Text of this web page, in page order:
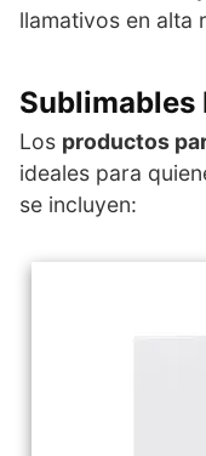
llamativos en alta
Sublimables
Los productos
ideales para
se incluyen: